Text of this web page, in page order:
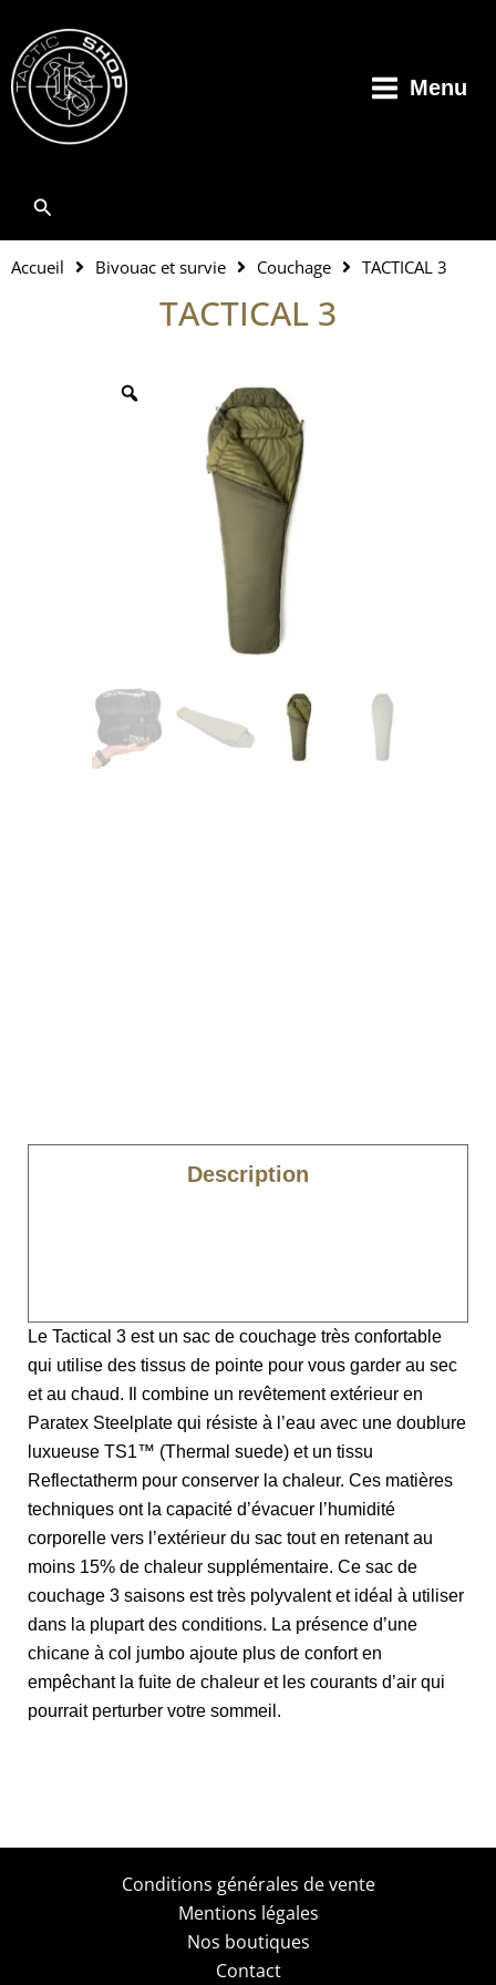
contenu
Menu
Rechercher
Accueil Bivouac et survie Couchage TACTICAL 3
TACTICAL 3
Description
Le Tactical 3 est un sac de couchage très confortable
qui utilise des tissus de pointe pour vous garder au sec
et au chaud. Il combine un revêtement extérieur en
Paratex Steelplate qui résiste à l’eau avec une doublure
luxueuse TS1™ (Thermal suede) et un tissu
Reflectatherm pour conserver la chaleur. Ces matières
techniques ont la capacité d’évacuer l’humidité
corporelle vers l’extérieur du sac tout en retenant au
moins 15% de chaleur supplémentaire. Ce sac de
couchage 3 saisons est très polyvalent et idéal à utiliser
dans la plupart des conditions. La présence d’une
chicane à col jumbo ajoute plus de confort en
empêchant la fuite de chaleur et les courants d’air qui
pourrait perturber votre sommeil.
Conditions générales de vente
Mentions légales
Nos boutiques
Contact